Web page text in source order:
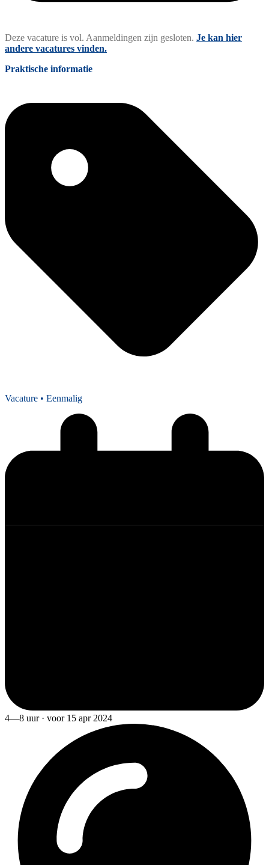
Deze vacature is vol. Aanmeldingen zijn gesloten. Je kan hier
andere vacatures vinden.
Praktische informatie
Vacature • Eenmalig
4—8 uur · voor 15 apr 2024